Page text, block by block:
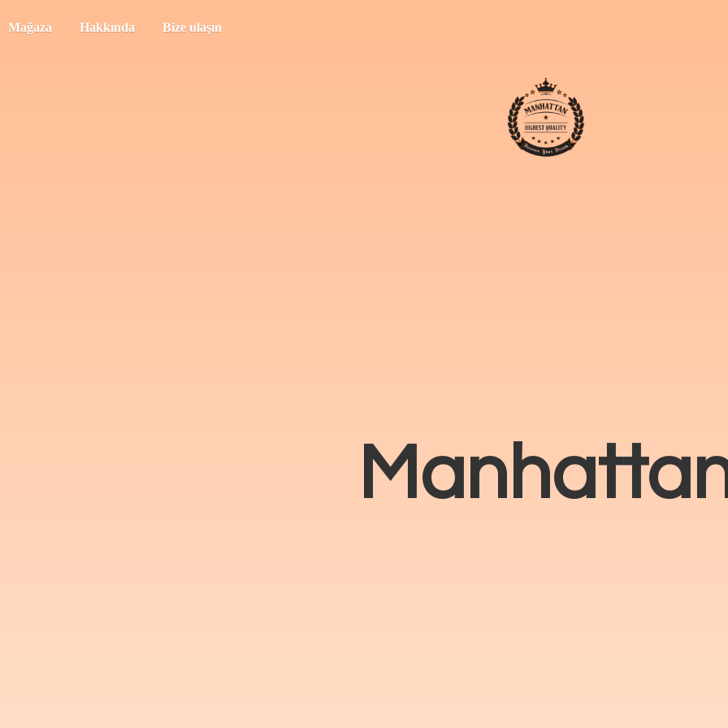
Mağaza Hakkında Bize ulaşın